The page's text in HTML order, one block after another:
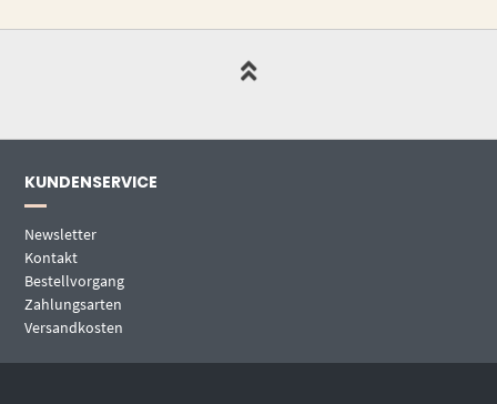
KUNDENSERVICE
Newsletter
Kontakt
Bestellvorgang
Zahlungsarten
Versandkosten